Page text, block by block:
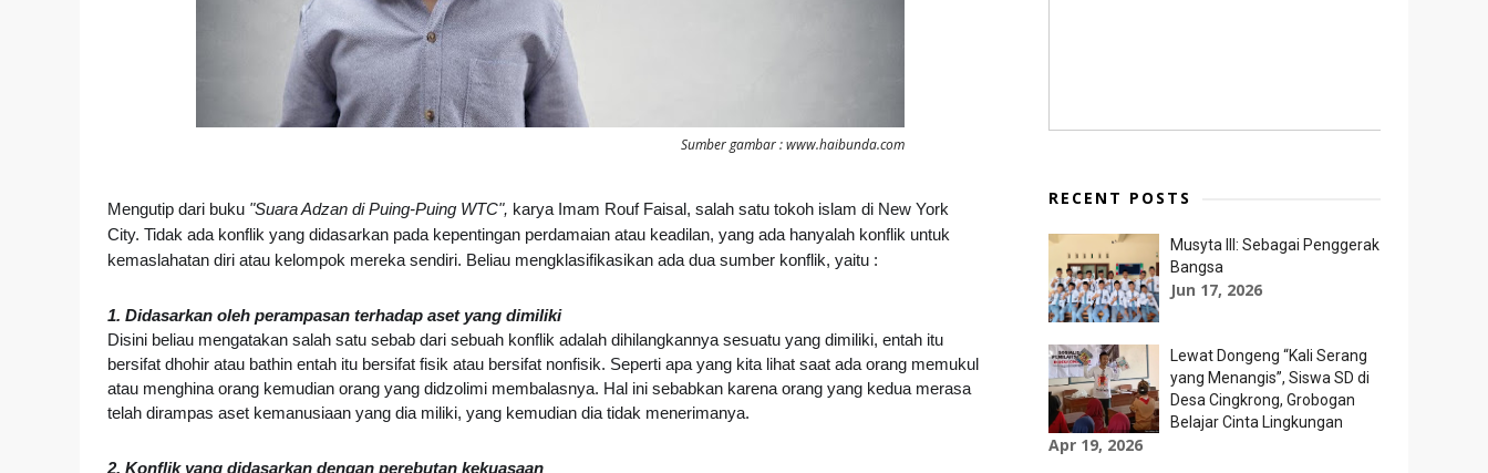
Sumber gambar : www.haibunda.com
Mengutip dari buku "Suara Adzan di Puing-Puing WTC", karya Imam Rouf Faisal, salah satu tokoh islam di New York
City. Tidak ada konflik yang didasarkan pada kepentingan perdamaian atau keadilan, yang ada hanyalah konflik untuk
kemaslahatan diri atau kelompok mereka sendiri. Beliau mengklasifikasikan ada dua sumber konflik, yaitu :
1. Didasarkan oleh perampasan terhadap aset yang dimiliki
Disini beliau mengatakan salah satu sebab dari sebuah konflik adalah dihilangkannya sesuatu yang dimiliki, entah itu
bersifat dhohir atau bathin entah itu bersifat fisik atau bersifat nonfisik. Seperti apa yang kita lihat saat ada orang memukul
atau menghina orang kemudian orang yang didzolimi membalasnya. Hal ini sebabkan karena orang yang kedua merasa
telah dirampas aset kemanusiaan yang dia miliki, yang kemudian dia tidak menerimanya.
2. Konflik yang didasarkan dengan perebutan kekuasaan
RECENT POSTS
Musyta III: Sebagai Penggerak
Bangsa
Jun 17, 2026
Lewat Dongeng “Kali Serang
yang Menangis”, Siswa SD di
Desa Cingkrong, Grobogan
Belajar Cinta Lingkungan
Apr 19, 2026